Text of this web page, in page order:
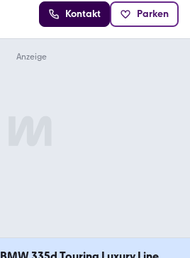
Kontakt Parken